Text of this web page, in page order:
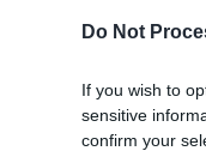
Do Not
If you wish to
sensitive
confirm your